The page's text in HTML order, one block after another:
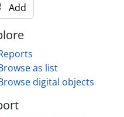
Add
as list
digital objects